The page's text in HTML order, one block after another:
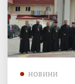
НОВИНИ